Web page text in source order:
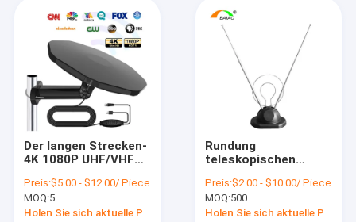
Kombinierte Antenne
VHF Marine Antenna
Antenne 868mhz
Yagi-Antenne im Freien
Lange Strecke Wifi-Antenne
Verstärkte Fernsehantenne
Der langen Strecken-
4K 1080P UHF/VHF
Truck Mobile Home
Omni Auto-Dach-
Antenne Richtung
Preis:$5.00 - $12.00/ Piece
MOQ:5
Holen Sie sich aktuelle Preis
Rundung
teleskopischen
VHF-/UHFverstärker-
Preis:$2.00 - $10.00/ Piece
MOQ:500
Holen Sie sich aktuelle Preis